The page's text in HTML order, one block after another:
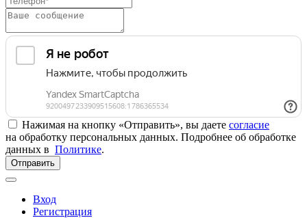
Нажимая на кнопку «Отправить», вы даете согласие
на обработку персональных данных. Подробнее об обработке
данных в Политике.
Отправить
Вход
Регистрация